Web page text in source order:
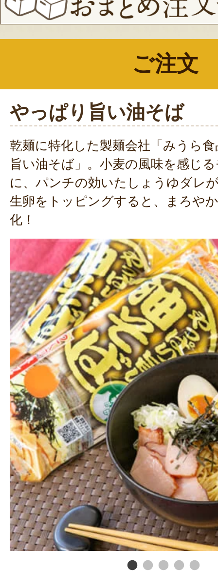
ご注文
やっぱり旨い油そば
乾麺に特化した製麺会社「みうら
旨い油そば」。小麦の風味を感じ
に、パンチの効いたしょうゆダレ
生卵をトッピングすると、まろや
化！